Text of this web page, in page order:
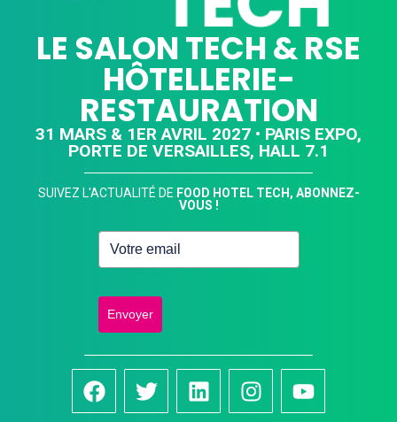
LE SALON TECH & RSE
HÔTELLERIE-
RESTAURATION
31 MARS & 1ER AVRIL 2027 • PARIS EXPO,
PORTE DE VERSAILLES, HALL 7.1
SUIVEZ L'ACTUALITÉ DE FOOD HOTEL TECH, ABONNEZ-
VOUS !
Envoyer